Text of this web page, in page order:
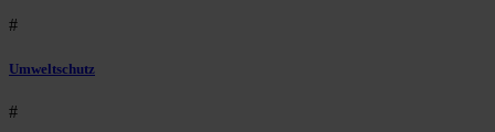
#
Umweltschutz
#